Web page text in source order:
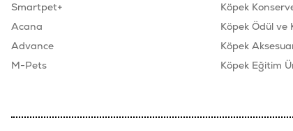
Smartpet+
Acana
Advance
M-Pets
Köpek
Köpek Ödül ve
Köpek
Köpek Eğitim